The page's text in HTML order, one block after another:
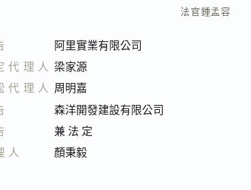
法官鍾孟容
阿里實業有限公司
代理人 梁家源
代理人 周明嘉
森洋開發建設有限公司
兼 法 定
人
顏秉毅